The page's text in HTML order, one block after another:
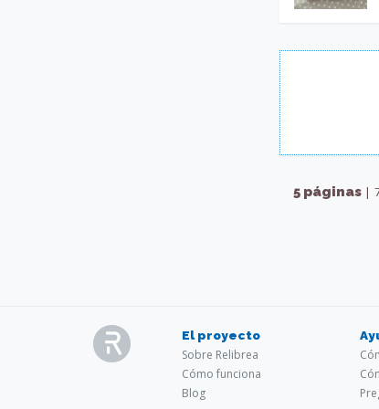
5 páginas |
El proyecto
Sobre Relibrea
Cómo funciona
Blog